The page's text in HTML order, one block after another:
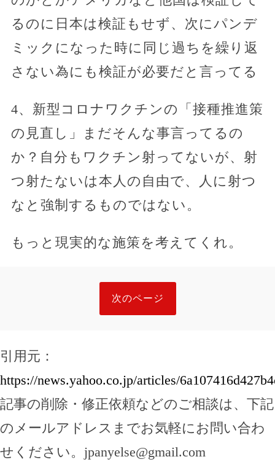
るのに日本は検証もせず、次にパンデ
ミックになった時に同じ過ちを繰り返
さない為にも検証が必要だと言ってる
4、新型コロナワクチンの「接種推進策
の見直し」まだそんな事言ってるの
か？自分もワクチン射ってないが、射
つ射たないは本人の自由で、人に射つ
なと強制するものではない。
もっと現実的な施策を考えてくれ。
次のページ
引用元：
https://news.yahoo.co.jp/articles/
記事の削除・修正依頼などのご相談は、下記
のメールアドレスまでお気軽にお問い合わ
せください。 jpanyelse@gmail.com